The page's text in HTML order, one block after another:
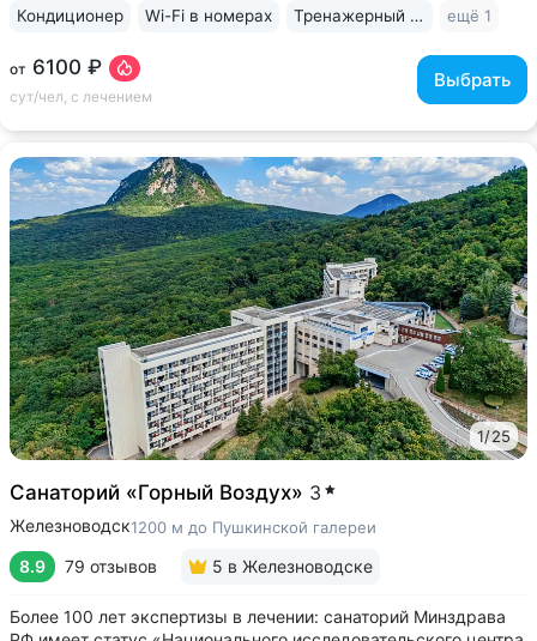
от 6100 ₽
сут/чел, с лечением
Выбрать
Кондиционер Wi-Fi в номерах Тренажерный зал ещё 1
1/25
Санаторий «Горный Воздух» 3
Железноводск1200 м до Пушкинской галереи
8.9 79 отзывов 5 в Железноводске
Более 100 лет экспертизы в лечении: санаторий Минздрава